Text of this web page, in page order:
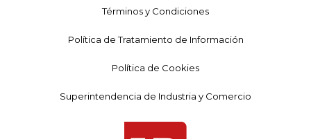
Términos y Condiciones
Política de Tratamiento de Información
Política de Cookies
Superintendencia de Industria y Comercio